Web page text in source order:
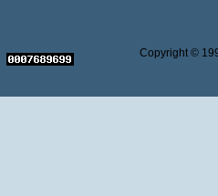
Copyright ©